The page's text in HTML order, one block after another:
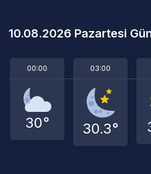
10.08.2026 Pazartesi
00:00
30°
03:00
30.3°